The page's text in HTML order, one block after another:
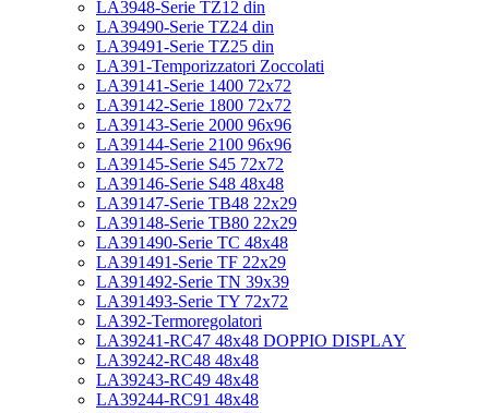
LA3948-Serie TZ12 din
LA39490-Serie TZ24 din
LA39491-Serie TZ25 din
LA391-Temporizzatori Zoccolati
LA39141-Serie 1400 72x72
LA39142-Serie 1800 72x72
LA39143-Serie 2000 96x96
LA39144-Serie 2100 96x96
LA39145-Serie S45 72x72
LA39146-Serie S48 48x48
LA39147-Serie TB48 22x29
LA39148-Serie TB80 22x29
LA391490-Serie TC 48x48
LA391491-Serie TF 22x29
LA391492-Serie TN 39x39
LA391493-Serie TY 72x72
LA392-Termoregolatori
LA39241-RC47 48x48 DOPPIO DISPLAY
LA39242-RC48 48x48
LA39243-RC49 48x48
LA39244-RC91 48x48